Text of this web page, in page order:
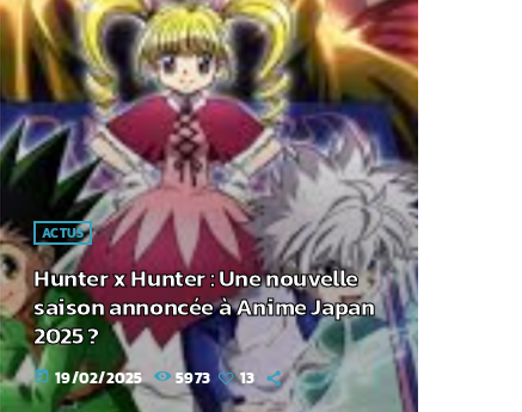
ACTUS
Hunter x Hunter : Une nouvelle
saison annoncée à Anime Japan
2025 ?
today 19/02/2025 5973 13